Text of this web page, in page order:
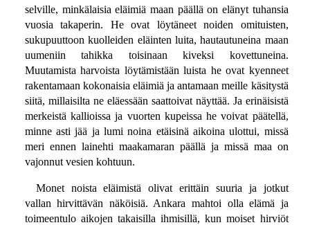
selville, minkälaisia eläimiä maan päällä on elänyt tuhansia
vuosia takaperin. He ovat löytäneet noiden omituisten,
sukupuuttoon kuolleiden eläinten luita, hautautuneina maan
uumeniin tahikka toisinaan kiveksi kovettuneina.
Muutamista harvoista löytämistään luista he ovat kyenneet
rakentamaan kokonaisia eläimiä ja antamaan meille käsitystä
siitä, millaisilta ne eläessään saattoivat näyttää. Ja erinäisistä
merkeistä kallioissa ja vuorten kupeissa he voivat päätellä,
minne asti jää ja lumi noina etäisinä aikoina ulottui, missä
meri ennen lainehti maakamaran päällä ja missä maa on
vajonnut vesien kohtuun.
Monet noista eläimistä olivat erittäin suuria ja jotkut
vallan hirvittävän näköisiä. Ankara mahtoi olla elämä ja
toimeentulo aikojen takaisilla ihmisillä, kun moiset hirviöt